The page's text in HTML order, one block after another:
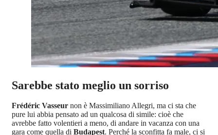
Sarebbe stato meglio un sorriso
Frédéric Vasseur non è Massimiliano Allegri, ma ci sta che
pure lui abbia pensato ad un qualcosa di simile: cioè che
avrebbe fatto volentieri a meno, di andare in vacanza con una
gara come quella di Budapest. Perché la sconfitta fa male, ci si